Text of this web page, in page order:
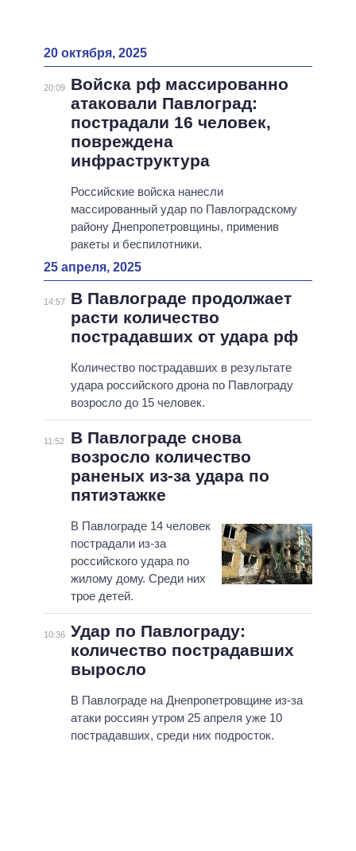
20 октября, 2025
20:09
Войска рф массированно
атаковали Павлоград:
пострадали 16 человек,
повреждена
инфраструктура
Российские войска нанесли
массированный удар по Павлоградскому
району Днепропетровщины, применив
ракеты и беспилотники.
25 апреля, 2025
14:57
В Павлограде продолжает
расти количество
пострадавших от удара рф
Количество пострадавших в результате
удара российского дрона по Павлограду
возросло до 15 человек.
11:52
В Павлограде снова
возросло количество
раненых из-за удара по
пятиэтажке
В Павлограде 14 человек
пострадали из-за
российского удара по
жилому дому. Среди них
трое детей.
10:36 Удар по Павлограду:
количество пострадавших
выросло
В Павлограде на Днепропетровщине из-за
атаки россиян утром 25 апреля уже 10
пострадавших, среди них подросток.